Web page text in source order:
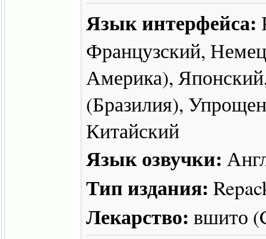
Язык интерфейса:
Французский,
Америка),
(Бразилия),
Китайский
Язык озвучки:
Тип издания:
Лекарство: вшито